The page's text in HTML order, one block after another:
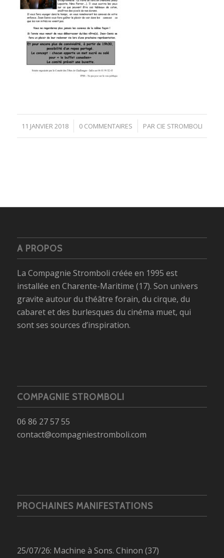
11 JANVIER 2018
/ 0 COMMENTAIRES
/ PAR CIE STROMBOLI
A PROPOS
La Compagnie Stromboli créée en 1995 est
installée en Charente-Maritime (17). Son univers
gravite autour du théâtre forain, du cirque, du
cabaret et des burlesques du cinéma muet, qui
sont ses sources d’inspiration.
COMPAGNIE STROMBOLI
06 86 27 57 55
contact@compagniestromboli.com
PROCHAINES MANIFESTATIONS
25/07/26: Machine à Sons. Chinon (37)